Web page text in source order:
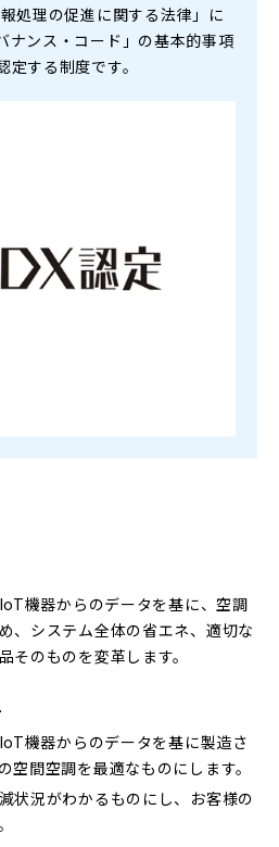
処理の促進に関する法律」に
ナンス・コード」の基本的事項
する制度です。
機器からのデータを基に、空調
、システム全体の省エネ、適切な
そのものを変革します。
機器からのデータを基に製造さ
空間空調を最適なものにします。
状況がわかるものにし、お客様の